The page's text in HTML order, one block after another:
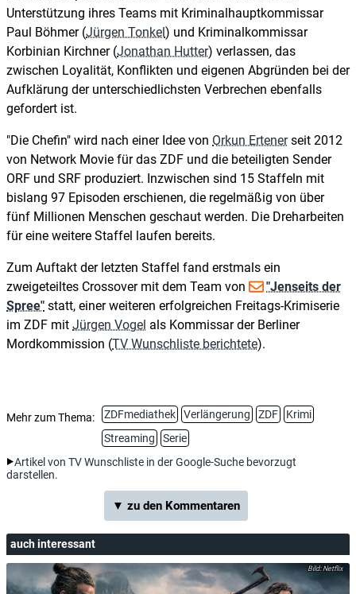
Unterstützung ihres Teams mit Kriminalhauptkommissar
Paul Böhmer (Jürgen Tonkel) und Kriminalkommissar
Korbinian Kirchner (Jonathan Hutter) verlassen, das
zwischen Loyalität, Konflikten und eigenen Abgründen bei der
Aufklärung der unterschiedlichsten Verbrechen ebenfalls
gefordert ist.
"Die Chefin" wird nach einer Idee von Orkun Ertenerseit 2012
von Network Movie für das ZDF und die beteiligten Sender
ORF und SRF produziert. Inzwischen sind 15 Staffeln mit
bislang 97 Episoden erschienen, die regelmäßig von über
fünf Millionen Menschen geschaut werden. Die Dreharbeiten
für eine weitere Staffel laufen bereits.
Zum Auftakt der letzten Staffel fand erstmals ein
zweigeteiltes Crossover mit dem Team von
"Jenseits der
Spree" statt, einer weiteren erfolgreichen Freitags-Krimiserie
im ZDF mit Jürgen Vogel als Kommissar der Berliner
Mordkommission (TV Wunschliste berichtete).
Mehr zum Thema: ZDFmediathek Verlängerung ZDF
Krimi
Streaming
Serie
Artikel von TV Wunschliste in der Google-Suche bevorzugt
darstellen.
▼ zu den Kommentaren
auch interessant
Netflix